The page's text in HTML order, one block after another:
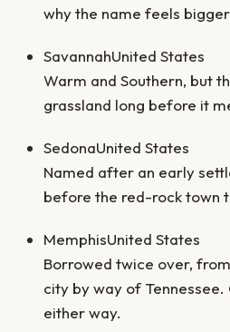
why the name feels
SavannahUnited States
Warm and Southern, but
grassland long before it
SedonaUnited States
Named after an early
before the red-rock town
MemphisUnited States
Borrowed twice over,
city by way of
either way.